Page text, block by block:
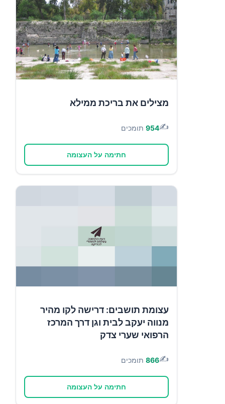
מצילים את בריכת ממילא
✍️
954 תומכים
חתימה על העצומה
עצומת תושבים: דרישה לקו מהיר
מנווה יעקב לבית וגן דרך המרכז
הרפואי שערי צדק
✍️
866 תומכים
חתימה על העצומה